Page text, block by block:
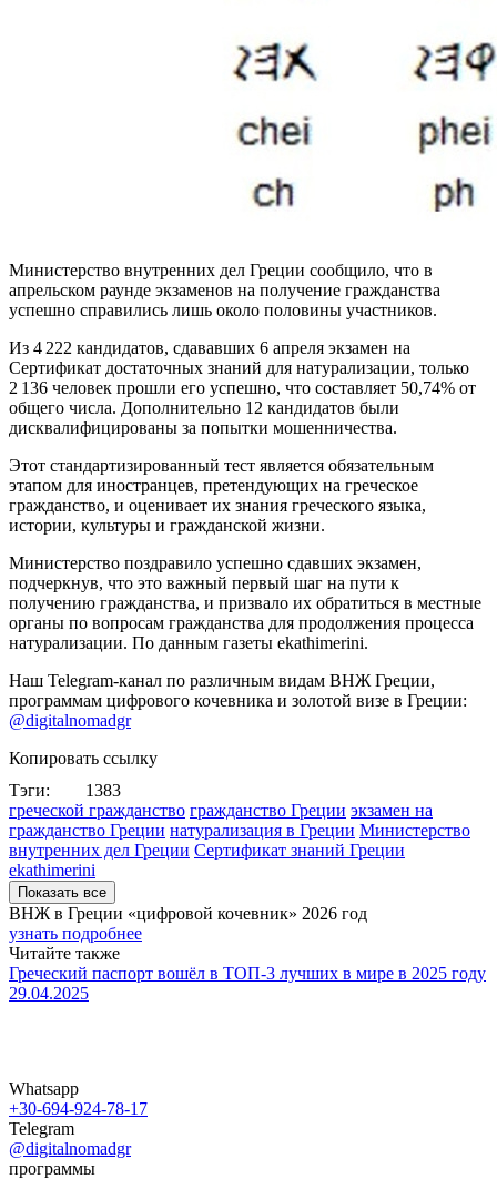
Министерство внутренних дел Греции сообщило, что в
апрельском раунде экзаменов на получение гражданства
успешно справились лишь около половины участников.
Из 4 222 кандидатов, сдававших 6 апреля экзамен на
Сертификат достаточных знаний для натурализации, только
2 136 человек прошли его успешно, что составляет 50,74% от
общего числа. Дополнительно 12 кандидатов были
дисквалифицированы за попытки мошенничества.
Этот стандартизированный тест является обязательным
этапом для иностранцев, претендующих на греческое
гражданство, и оценивает их знания греческого языка,
истории, культуры и гражданской жизни.
Министерство поздравило успешно сдавших экзамен,
подчеркнув, что это важный первый шаг на пути к
получению гражданства, и призвало их обратиться в местные
органы по вопросам гражданства для продолжения процесса
натурализации. По данным газеты ekathimerini.
Наш Telegram-канал по различным видам ВНЖ Греции,
программам цифрового кочевника и золотой визе в Греции:
@digitalnomadgr
Копировать ссылку
Тэги:
1383
греческой гражданство гражданство Греции экзамен на
гражданство Греции натурализация в Греции Министерство
внутренних дел Греции Сертификат знаний Греции
ekathimerini
Показать все
ВНЖ в Греции «цифровой кочевник» 2026 год
узнать подробнее
Читайте также
Греческий паспорт вошёл в ТОП-3 лучших в мире в 2025 году
29.04.2025
Whatsapp
+30-694-924-78-17
Telegram
@digitalnomadgr
программы